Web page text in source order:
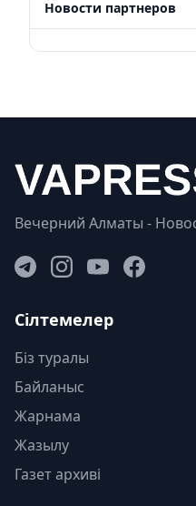
Новости партнеров
Вечерний Алматы -
Сілтемелер
Біз туралы
Байланыс
Жарнама
Жазылу
Газет архиві